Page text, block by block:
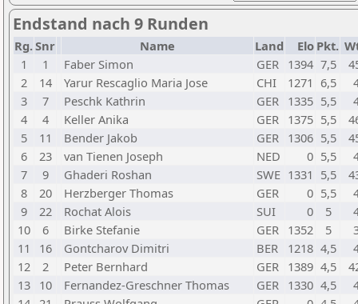
Endstand nach 9 Runden
Rg.Snr Name Land Elo Pkt.
1
1 Faber Simon GER 1394 7,5
2
14 Yarur Rescaglio Maria Jose CHI 1271 6,5
3
7 Peschk Kathrin GER 1335 5,5
4
4 Keller Anika GER 1375 5,5
5
11 Bender Jakob GER 1306 5,5
6
23 van Tienen Joseph NED 0 5,5
7
9 Ghaderi Roshan SWE 1331 5,5
8
20 Herzberger Thomas GER 0 5,5
9
22 Rochat Alois SUI 0 5
10
6 Birke Stefanie GER 1352 5
11
16 Gontcharov Dimitri BER 1218 4,5
12
2 Peter Bernhard GER 1389 4,5
13 10 Fernandez-Greschner Thomas GER 1330 4,5